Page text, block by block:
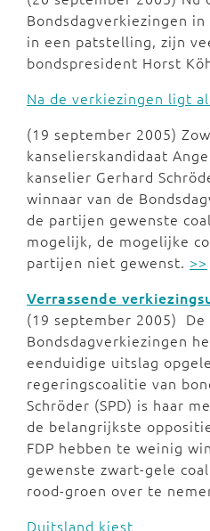
Bondsdagverkiezingen
in een patstelling, zijn
bondspresident Horst
Na de verkiezingen ligt
(19 september 2005)
kanselierskandidaat
kanselier Gerhard
winnaar van de
de partijen gewenste
mogelijk, de mogelijke
partijen niet gewenst. >>
Verrassende
(19 september 2005) De
Bondsdagverkiezingen
eenduidige uitslag
regeringscoalitie van
Schröder (SPD) is haar
de belangrijkste
FDP hebben te weinig
gewenste zwart-gele
rood-groen over te
Duitsland kiest